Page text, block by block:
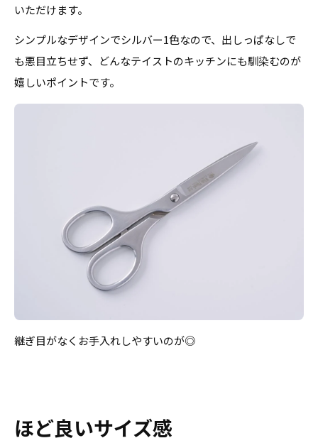
いただけます。
シンプルなデザインでシルバー1色なので、出しっぱなしで
も悪目立ちせず、どんなテイストのキッチンにも馴染むのが
嬉しいポイントです。
継ぎ目がなくお手入れしやすいのが◎
ほど良いサイズ感